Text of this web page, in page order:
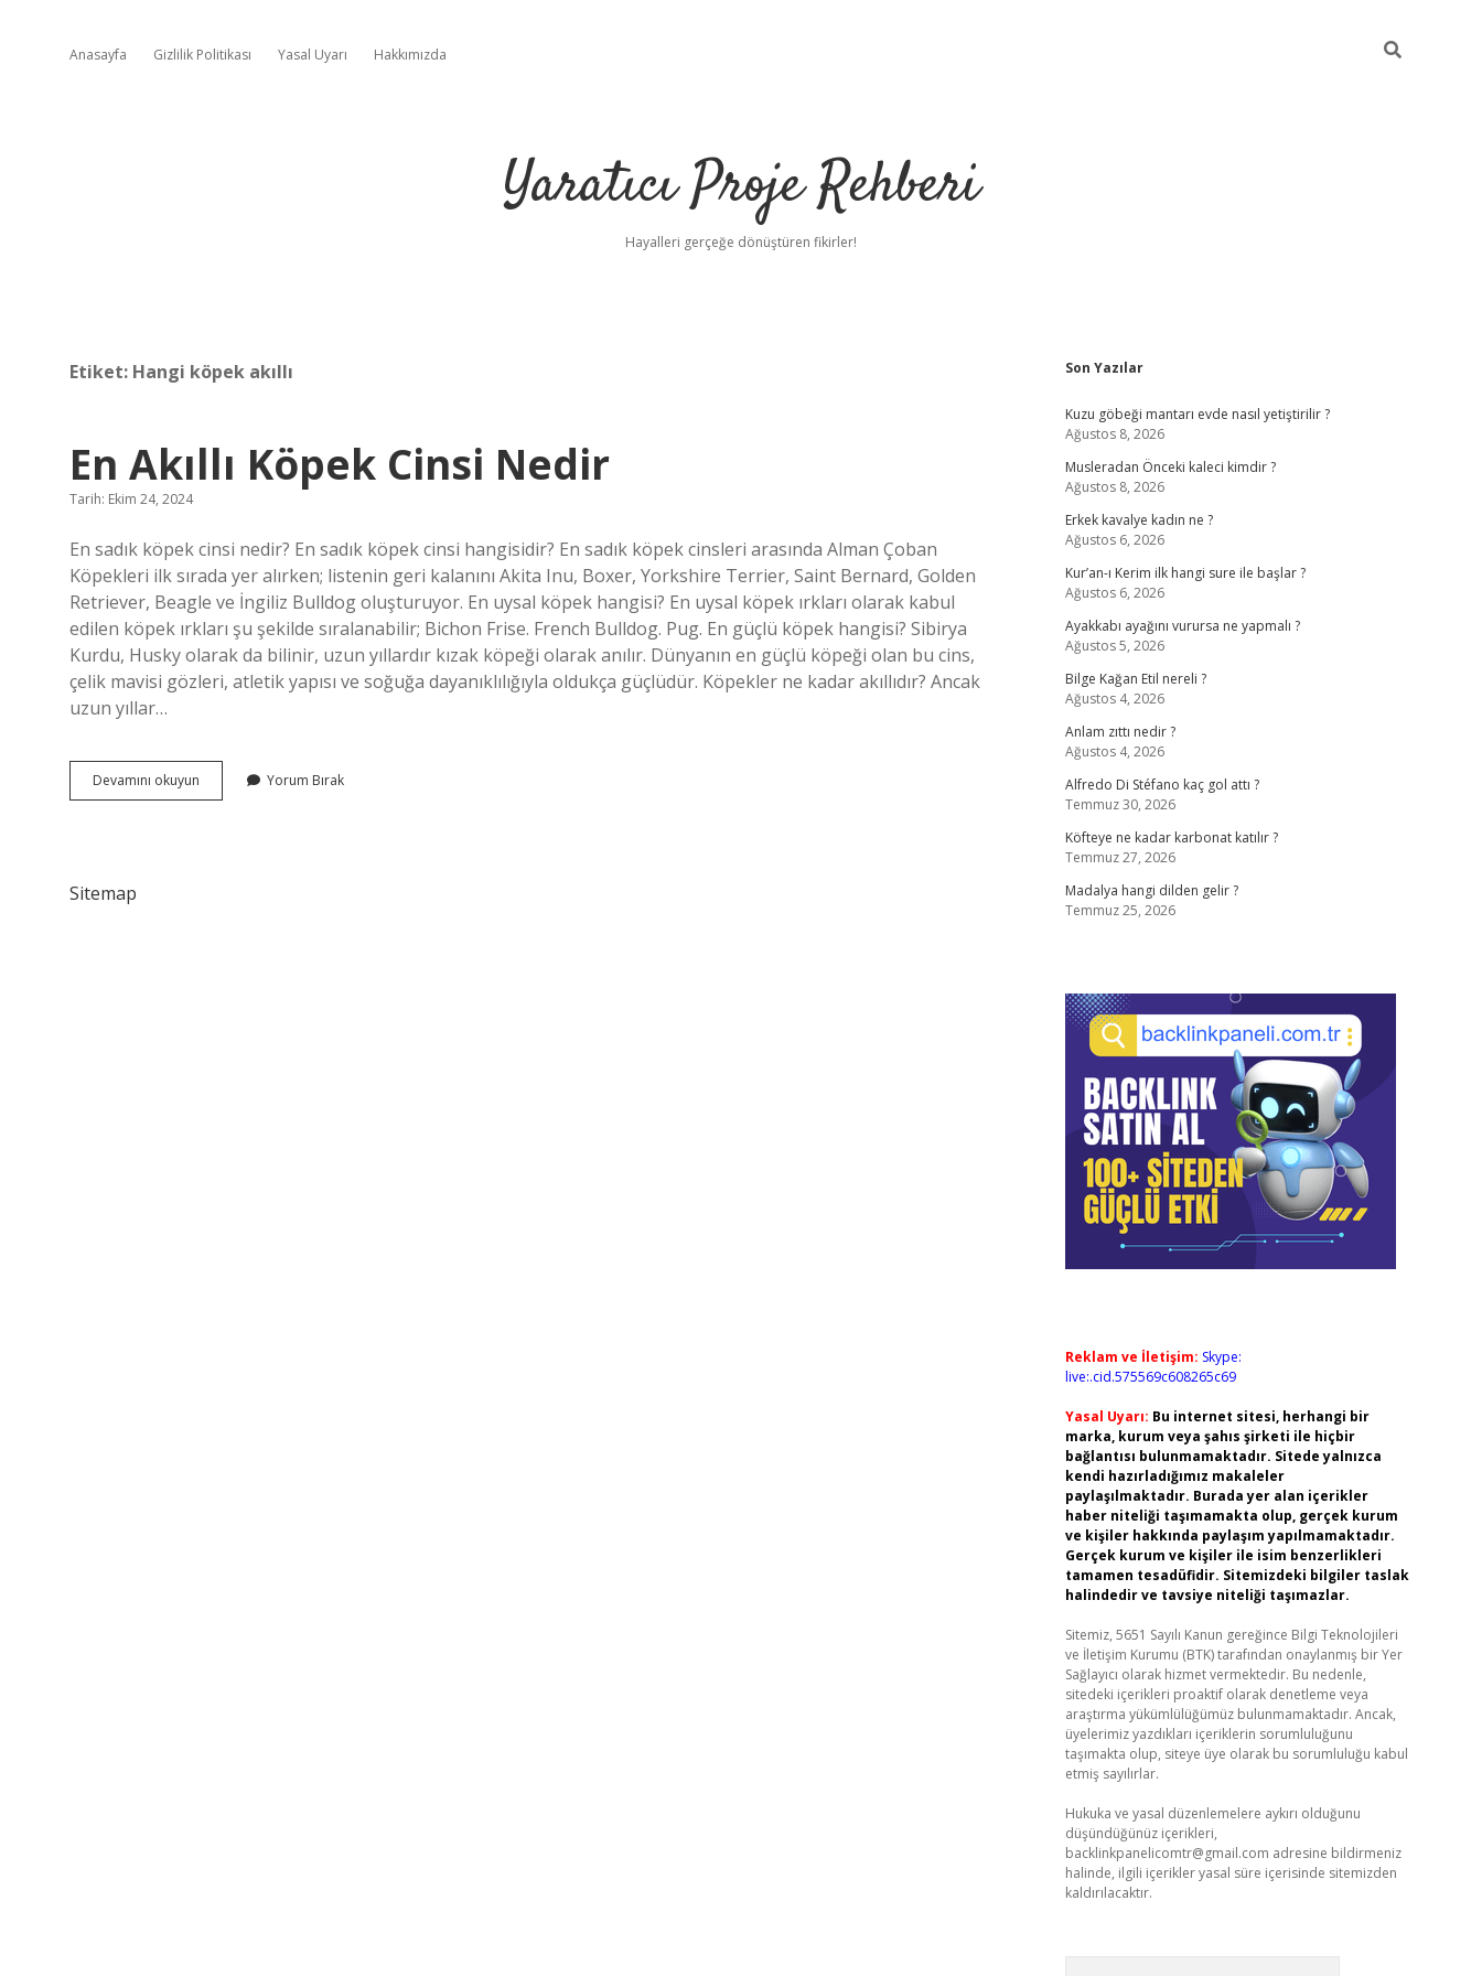
Anasayfa Gizlilik Politikası Yasal Uyarı Hakkımızda
Yaratıcı Proje Rehberi
Hayalleri gerçeğe dönüştüren fikirler!
Etiket: Hangi köpek akıllı
En Akıllı Köpek Cinsi Nedir
Tarih: Ekim 24, 2024
En sadık köpek cinsi nedir? En sadık köpek cinsi hangisidir? En sadık köpek cinsleri arasında Alman Çoban
Köpekleri ilk sırada yer alırken; listenin geri kalanını Akita Inu, Boxer, Yorkshire Terrier, Saint Bernard, Golden
Retriever, Beagle ve İngiliz Bulldog oluşturuyor. En uysal köpek hangisi? En uysal köpek ırkları olarak kabul
edilen köpek ırkları şu şekilde sıralanabilir; Bichon Frise. French Bulldog. Pug. En güçlü köpek hangisi? Sibirya
Kurdu, Husky olarak da bilinir, uzun yıllardır kızak köpeği olarak anılır. Dünyanın en güçlü köpeği olan bu cins,
çelik mavisi gözleri, atletik yapısı ve soğuğa dayanıklılığıyla oldukça güçlüdür. Köpekler ne kadar akıllıdır? Ancak
uzun yıllar…
Devamını okuyun
Akıllı
Yorum Bırak
Sitemap
Sidebar
Son Yazılar
Kuzu göbeği mantarı evde nasıl yetiştirilir ?
Ağustos 8, 2026
Musleradan Önceki kaleci kimdir ?
Ağustos 8, 2026
Erkek kavalye kadın ne ?
Ağustos 6, 2026
Kur’an-ı Kerim ilk hangi sure ile başlar ?
Ağustos 6, 2026
Ayakkabı ayağını vurursa ne yapmalı ?
Ağustos 5, 2026
Bilge Kağan Etil nereli ?
Ağustos 4, 2026
Anlam zıttı nedir ?
Ağustos 4, 2026
Alfredo Di Stéfano kaç gol attı ?
Temmuz 30, 2026
Köfteye ne kadar karbonat katılır ?
Temmuz 27, 2026
Madalya hangi dilden gelir ?
Temmuz 25, 2026
Reklam ve İletişim: Skype:
live:.cid.575569c608265c69
Yasal Uyarı: Bu internet sitesi, herhangi bir
marka, kurum veya şahıs şirketi ile hiçbir
bağlantısı bulunmamaktadır. Sitede yalnızca
kendi hazırladığımız makaleler
paylaşılmaktadır. Burada yer alan içerikler
haber niteliği taşımamakta olup, gerçek kurum
ve kişiler hakkında paylaşım yapılmamaktadır.
Gerçek kurum ve kişiler ile isim benzerlikleri
tamamen tesadüfidir. Sitemizdeki bilgiler taslak
halindedir ve tavsiye niteliği taşımazlar.
Sitemiz, 5651 Sayılı Kanun gereğince Bilgi Teknolojileri
ve İletişim Kurumu (BTK) tarafından onaylanmış bir Yer
Sağlayıcı olarak hizmet vermektedir. Bu nedenle,
sitedeki içerikleri proaktif olarak denetleme veya
araştırma yükümlülüğümüz bulunmamaktadır. Ancak,
üyelerimiz yazdıkları içeriklerin sorumluluğunu
taşımakta olup, siteye üye olarak bu sorumluluğu kabul
etmiş sayılırlar.
Hukuka ve yasal düzenlemelere aykırı olduğunu
düşündüğünüz içerikleri,
backlinkpanelicomtr@gmail.com adresine bildirmeniz
halinde, ilgili içerikler yasal süre içerisinde sitemizden
kaldırılacaktır.
piabellacasino